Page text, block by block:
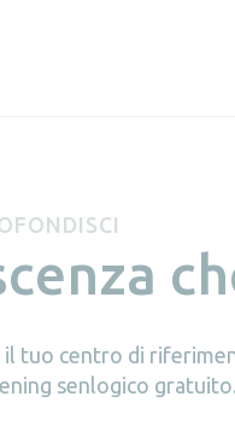
tuo centro di
senlogico gratuito.